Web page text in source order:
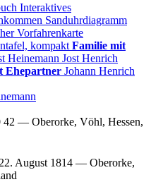
Interaktives
Sanduhrdiagramm
Vorfahrenkarte
kompakt Familie mit
Heinemann Jost Henrich
Ehepartner Johann Henrich
42 — Oberorke, Vöhl, Hessen,
22. August 1814 — Oberorke,